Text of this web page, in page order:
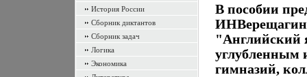
История России
Сборник диктантов
Сборник задач
Логика
Экономика
В пособии
"Английский
углубленным
гимназий,